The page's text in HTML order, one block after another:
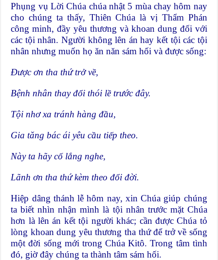
Phụng vụ Lời Chúa chúa nhật 5 mùa chay hôm nay
cho chúng ta thấy, Thiên Chúa là vị Thẩm Phán
công minh, đầy yêu thương và khoan dung đối với
các tội nhân. Người không lên án hay kết tội các tội
nhân nhưng muốn họ ăn năn sám hối và được sống:
Được ơn tha thứ trở về,
Bệnh nhân thay đổi thói lề trước đây.
Tội nhơ xa tránh hàng đầu,
Gia tăng bác ái yêu cầu tiếp theo.
Này ta hãy cố lắng nghe,
Lãnh ơn tha thứ kèm theo đổi đời.
Hiệp dâng thánh lễ hôm nay, xin Chúa giúp chúng
ta biết nhìn nhận mình là tội nhân trước mặt Chúa
hơn là lên án kết tội người khác; cần được Chúa tỏ
lòng khoan dung yêu thương tha thứ để trở về sống
một đời sống mới trong Chúa Kitô. Trong tâm tình
đó, giờ đây chúng ta thành tâm sám hối.